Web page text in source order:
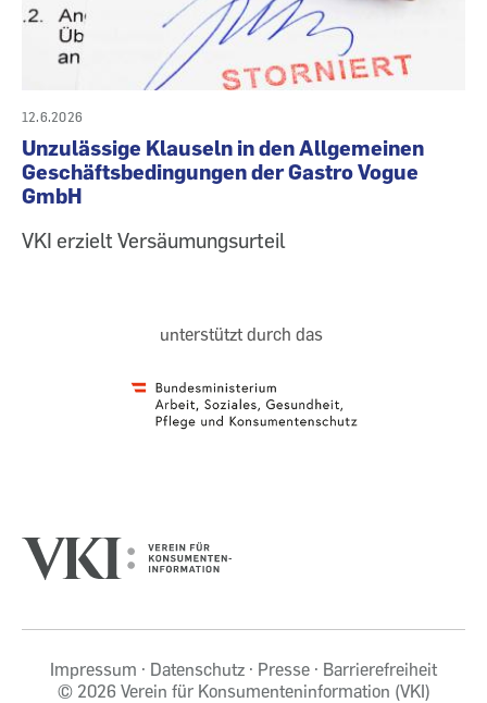
12.6.2026
Unzulässige Klauseln in den Allgemeinen
Geschäftsbedingungen der Gastro Vogue
GmbH
VKI erzielt Versäumungsurteil
unterstützt durch das
Impressum Datenschutz Presse
Barrierefreiheit
© 2026 Verein für Konsumenteninformation (VKI)